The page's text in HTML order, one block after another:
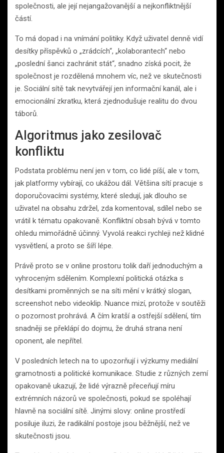
společnosti, ale její nejangažovanější a nejkonfliktnější
částí.
To má dopad i na vnímání politiky. Když uživatel denně vidí
desítky příspěvků o „zrádcích“, „kolaborantech“ nebo
„poslední šanci zachránit stát“, snadno získá pocit, že
společnost je rozdělená mnohem víc, než ve skutečnosti
je. Sociální sítě tak nevytvářejí jen informační kanál, ale i
emocionální zkratku, která zjednodušuje realitu do dvou
táborů.
Algoritmus jako zesilovač
konfliktu
Podstata problému není jen v tom, co lidé píší, ale v tom,
jak platformy vybírají, co ukážou dál. Většina sítí pracuje s
doporučovacími systémy, které sledují, jak dlouho se
uživatel na obsahu zdržel, zda komentoval, sdílel nebo se
vrátil k tématu opakovaně. Konfliktní obsah bývá v tomto
ohledu mimořádně účinný. Vyvolá reakci rychleji než klidné
vysvětlení, a proto se šíří lépe.
Právě proto se v online prostoru tolik daří jednoduchým a
vyhroceným sdělením. Komplexní politická otázka s
desítkami proměnných se na síti mění v krátký slogan,
screenshot nebo videoklip. Nuance mizí, protože v soutěži
o pozornost prohrává. A čím kratší a ostřejší sdělení, tím
snadněji se překlápí do dojmu, že druhá strana není
oponent, ale nepřítel.
V posledních letech na to upozorňují i výzkumy mediální
gramotnosti a politické komunikace. Studie z různých zemí
opakovaně ukazují, že lidé výrazně přeceňují míru
extrémních názorů ve společnosti, pokud se spoléhají
hlavně na sociální sítě. Jinými slovy: online prostředí
posiluje iluzi, že radikální postoje jsou běžnější, než ve
skutečnosti jsou.